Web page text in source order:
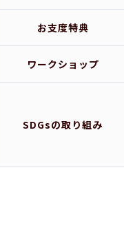
お支度特典
ワークショップ
SDGsの取り組み